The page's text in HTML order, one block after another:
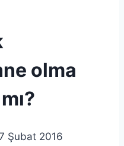
olma
Şubat 2016